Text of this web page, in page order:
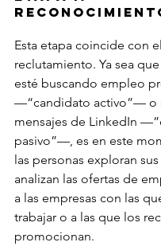
Esta etapa coincide con
reclutamiento. Ya sea
esté buscando empleo
—“candidato activo”— o
mensajes de LinkedIn
pasivo”—, es en este
las personas exploran
analizan las ofertas de
a las empresas con las
trabajar o a las que los
promocionan.